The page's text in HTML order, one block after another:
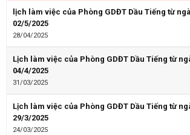
lịch làm việc của Phòng GDĐT Dầu Tiếng từ
02/5/2025
28/04/2025
Lịch làm việc của Phòng GDĐT Dầu Tiếng từ
04/4/2025
31/03/2025
Lịch làm việc của Phòng GDĐT Dầu Tiếng từ
29/3/2025
24/03/2025